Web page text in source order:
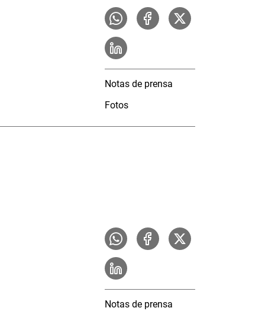
Notas de prensa
Fotos
Notas de prensa